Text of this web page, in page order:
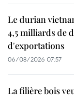
Le durian
4,5 milliards de
d'exportations
06/08/2026 07:57
La filière bois